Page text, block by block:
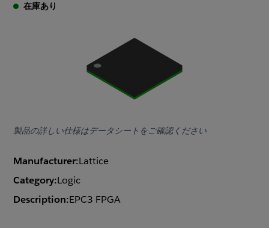
在庫あり
製品の詳しい仕様はデータシートをご確認ください
Manufacturer:Lattice
Category:Logic
Description:EPC3 FPGA